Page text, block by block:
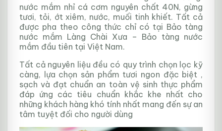
nước mắm nhỉ cá cơm nguyên chất 40N, gừng
tươi, tỏi, ớt xiêm, nước, muối tinh khiết. Tất cả
được pha theo công thức chỉ có tại Bảo tàng
nước mắm Làng Chài Xưa – Bảo tàng nước
mắm đầu tiên tại Việt Nam.
Tất cả nguyên liệu đều có quy trình chọn lọc kỹ
càng, lựa chọn sản phẩm tươi ngon đặc biệt ,
sạch và đạt chuẩn an toàn vệ sinh thực phẩm
đáp ứng các tiêu chuẩn khắc khe nhất cho
những khách hàng khó tính nhất mang đến sự an
tâm tuyệt đối cho người dùng